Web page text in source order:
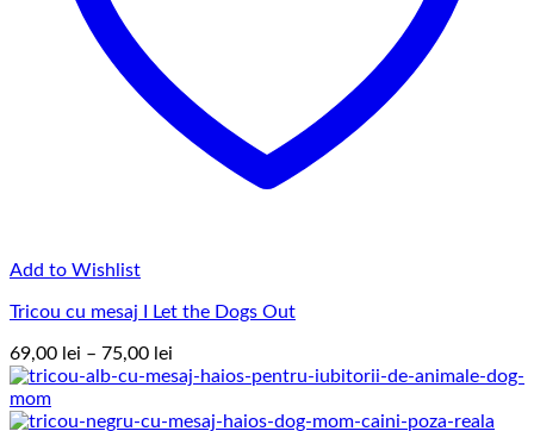
Add to Wishlist
Tricou cu mesaj I Let the Dogs Out
69,00 lei – 75,00 lei
de
69,00 lei